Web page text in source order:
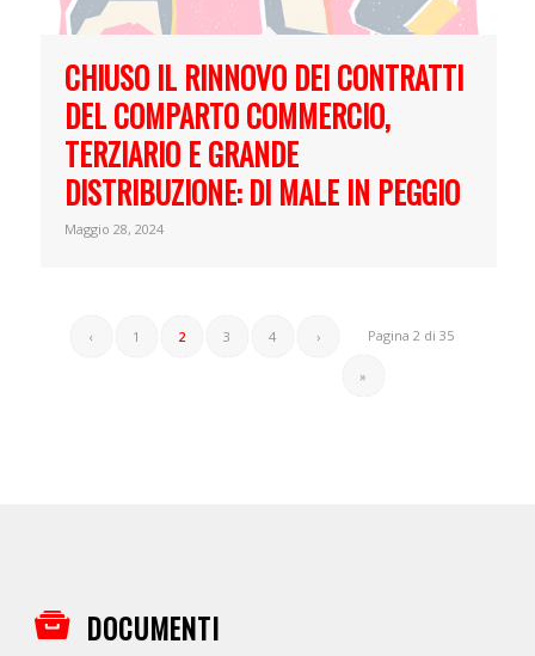
CHIUSO IL RINNOVO DEI CONTRATTI
DEL COMPARTO COMMERCIO,
TERZIARIO E GRANDE
DISTRIBUZIONE: DI MALE IN PEGGIO
Maggio 28, 2024
Pagina 2 di 35
‹ 1 2 3 4 ›
»
DOCUMENTI